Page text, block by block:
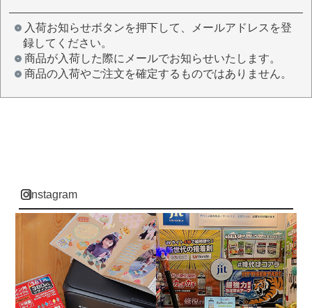
入荷お知らせボタンを押下して、メールアドレスを登
録してください。
商品が入荷した際にメールでお知らせいたします。
商品の入荷やご注文を確定するものではありません。
instagram